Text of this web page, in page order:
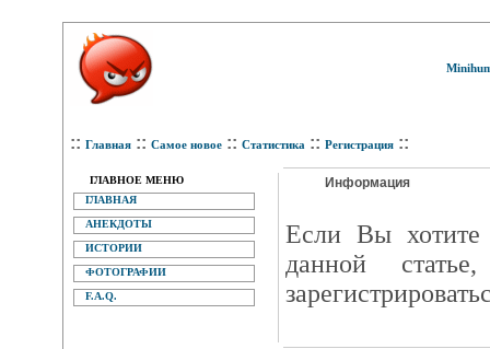
:: Главная :: Самое новое :: Статистика :: Регистрация ::
ГЛАВНОЕ МЕНЮ
ГЛАВНАЯ
АНЕКДОТЫ
ИСТОРИИ
ФОТОГРАФИИ
F.A.Q.
Информация
Eсли Вы хотите
данной